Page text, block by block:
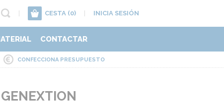
CESTA (0) INICIA SESIÓN
CONTACTAR
CONFECCIONA PRESUPUESTO